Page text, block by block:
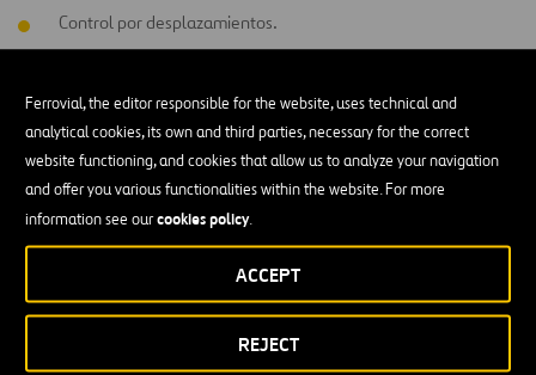
Ferrovial, the editor responsible for the website, uses technical and
analytical cookies, its own and third parties, necessary for the correct
website functioning, and cookies that allow us to analyze your navigation
and offer you various functionalities within the website. For more
information see ourcookies policy.
REJECT
ACCEPT
Control por desplazamientos.
Estos sistemas pueden aplicarse a cualquier capacidad, carrera y
tipología de gatos:
Cilindros de doble efecto.
Cilindros con tuercas de seguridad.
Cilindros con cabezal basculante.